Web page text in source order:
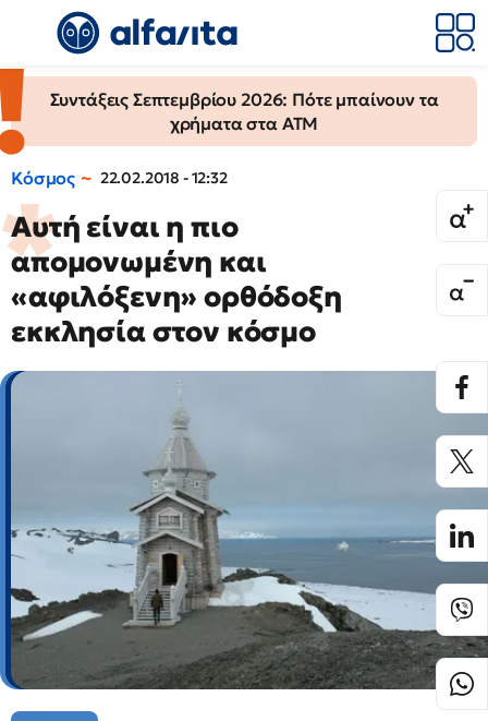
Συντάξεις Σεπτεμβρίου 2026: Πότε μπαίνουν τα
χρήματα στα ΑΤΜ
Κόσμος 22.02.2018 - 12:32
Αυτή είναι η πιο
απομονωμένη και
«αφιλόξενη» ορθόδοξη
εκκλησία στον κόσμο